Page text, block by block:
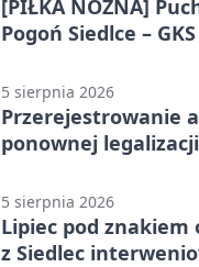
[PIŁKA NOŻNA]
Pogoń Siedlce –
5 sierpnia 2026
Przerejestrowanie
ponownej
5 sierpnia 2026
Lipiec pod znakiem
z Siedlec